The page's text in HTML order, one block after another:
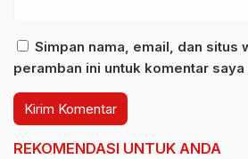
Simpan nama, email, dan situs
peramban ini untuk komentar
REKOMENDASI UNTUK ANDA